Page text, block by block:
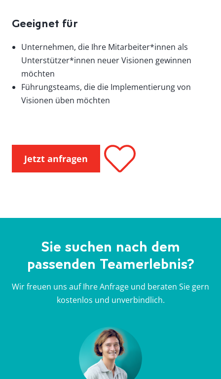
Geeignet für
Unternehmen, die Ihre Mitarbeiter*innen als
Unterstützer*innen neuer Visionen gewinnen
möchten
Führungsteams, die die Implementierung von
Visionen üben möchten
Jetzt anfragen
Sie suchen nach dem
passenden Teamerlebnis?
Wir freuen uns auf Ihre Anfrage und beraten Sie gern
kostenlos und unverbindlich.